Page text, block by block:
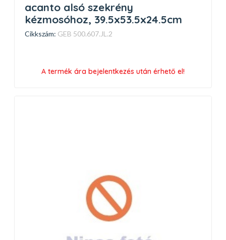
acanto alsó szekrény
kézmosóhoz, 39.5x53.5x24.5cm
Cikkszám: GEB 500.607.JL.2
A termék ára bejelentkezés után érhető el!